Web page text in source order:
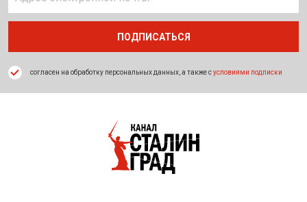
согласен на обработку персональных данных, а также сусловиями подписки